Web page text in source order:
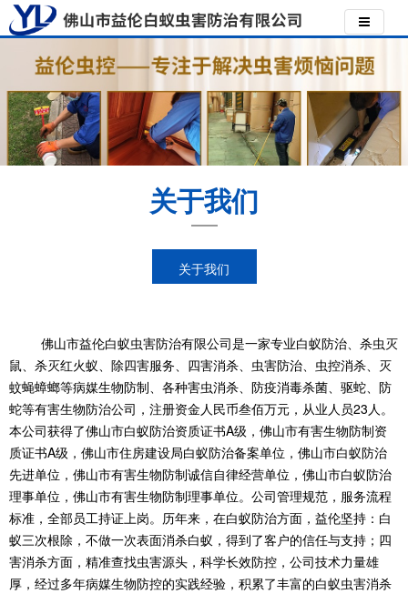
关于我们
关于我们
佛山市益伦白蚁虫害防治有限公司是一家专业白蚁防治、杀虫灭
鼠、杀灭红火蚁、除四害服务、四害消杀、虫害防治、虫控消杀、灭
蚊蝇蟑螂等病媒生物防制、各种害虫消杀、防疫消毒杀菌、驱蛇、防
蛇等有害生物防治公司，注册资金人民币叁佰万元，从业人员23人。
本公司获得了佛山市白蚁防治资质证书A级，佛山市有害生物防制资
质证书A级，佛山市住房建设局白蚁防治备案单位，佛山市白蚁防治
先进单位，佛山市有害生物防制诚信自律经营单位，佛山市白蚁防治
理事单位，佛山市有害生物防制理事单位。公司管理规范，服务流程
标准，全部员工持证上岗。历年来，在白蚁防治方面，益伦坚持：白
蚁三次根除，不做一次表面消杀白蚁，得到了客户的信任与支持；四
害消杀方面，精准查找虫害源头，科学长效防控，公司技术力量雄
厚，经过多年病媒生物防控的实践经验，积累了丰富的白蚁虫害消杀